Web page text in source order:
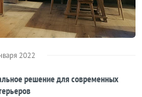
2022
решение для современных